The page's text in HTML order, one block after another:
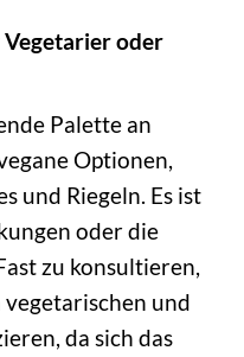
oder
Palette an
Optionen,
und Riegeln. Es ist
oder die
zu konsultieren,
und
da sich das